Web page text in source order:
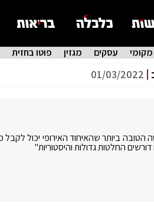
מקומי עסקים מגזין פוטו בחזית
01/03/2022
ביותר שהאיחוד האירופי יכול
החלטות גדולות והיסטוריות"